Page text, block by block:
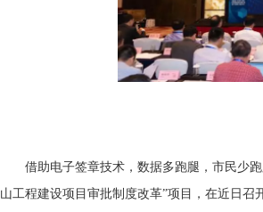
借助电子签章技术，数据多跑腿，市民少跑
山工程建设项目审批制度改革”项目，在近日